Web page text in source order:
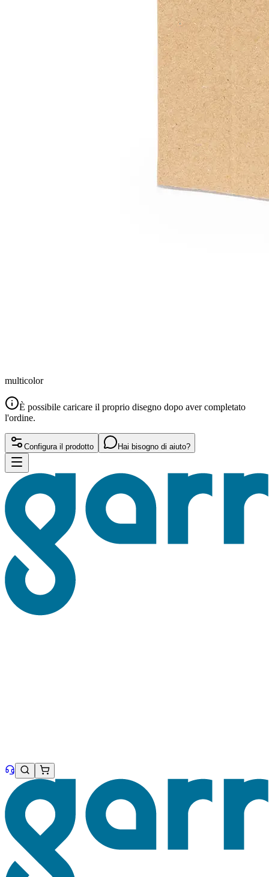
multicolor
È possibile caricare il proprio disegno dopo aver completato
l'ordine.
Configura il prodotto Hai bisogno di aiuto?